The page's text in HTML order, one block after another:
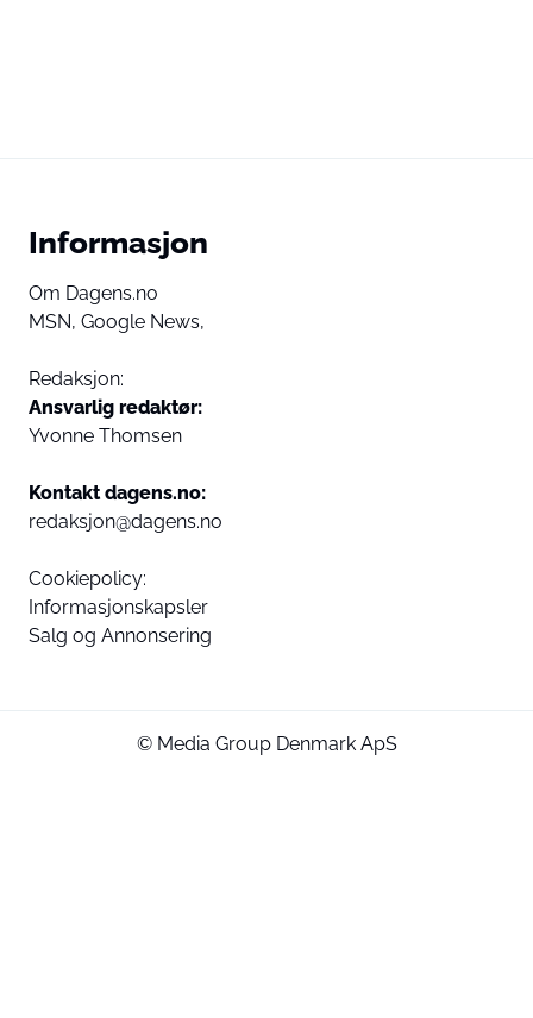
Informasjon
Om Dagens.no
MSN, Google News,
Redaksjon:
Ansvarlig redaktør:
Yvonne Thomsen
Kontakt dagens.no:
redaksjon@dagens.no
Cookiepolicy:
Informasjonskapsler
Salg og Annonsering
© Media Group Denmark ApS